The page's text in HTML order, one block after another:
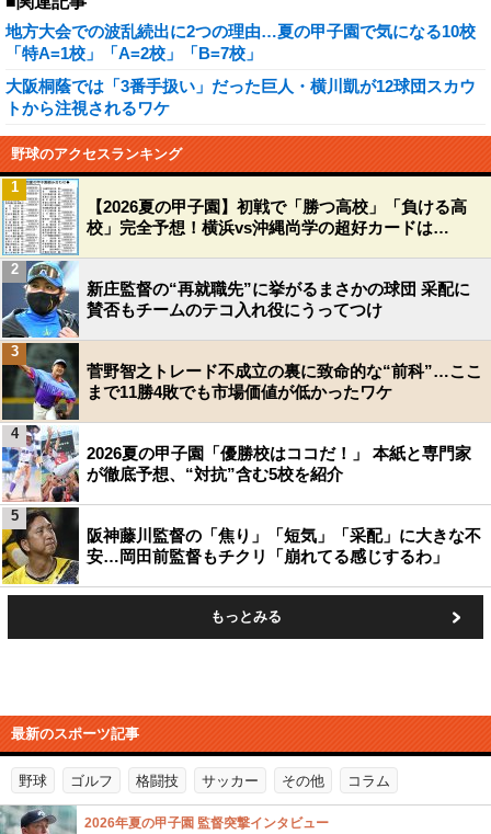
地方大会での波乱続出に2つの理由…夏の甲子園で気になる10校
「特A=1校」「A=2校」「B=7校」
大阪桐蔭では「3番手扱い」だった巨人・横川凱が12球団スカウ
トから注視されるワケ
野球のアクセスランキング
【2026夏の甲子園】初戦で「勝つ高校」「負ける高
校」完全予想！横浜vs沖縄尚学の超好カードは…
1
新庄監督の“再就職先”に挙がるまさかの球団 采配に
賛否もチームのテコ入れ役にうってつけ
2
菅野智之トレード不成立の裏に致命的な“前科”…ここ
まで11勝4敗でも市場価値が低かったワケ
3
2026夏の甲子園「優勝校はココだ！」 本紙と専門家
が徹底予想、“対抗”含む5校を紹介
4
阪神藤川監督の「焦り」「短気」「采配」に大きな不
安…岡田前監督もチクリ「崩れてる感じするわ」
5
もっとみる
最新のスポーツ記事
野球 ゴルフ 格闘技 サッカー その他 コラム
2026年夏の甲子園 監督突撃インタビュー